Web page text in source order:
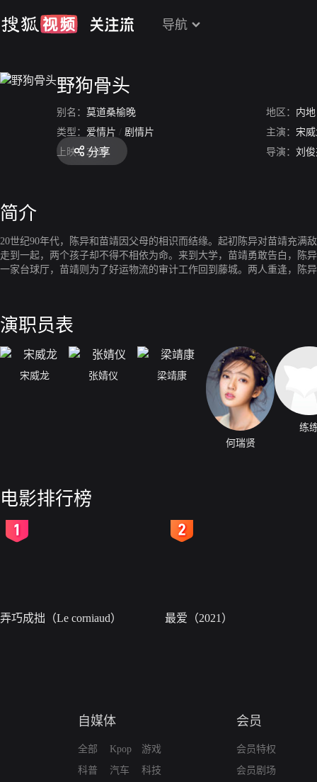
导航
野狗骨头
别名： 莫道桑榆晚 地区： 内地
类型： 爱情片 / 剧情片 主演： 宋
上映： 2026 导演： 刘
分享
简介
20世纪90年代，陈异和苗靖因父母的相识而结缘。起初陈异对苗靖充
走到一起，两个孩子却不得不相依为命。来到大学，苗靖勇敢告白，陈
一家台球厅，苗靖则为了好运物流的审计工作回到藤城。两人重逢，陈
演职员表
宋威龙 张婧仪 梁靖康
何瑞贤
练
电影排行榜
弄巧成拙（Le corniaud） 最爱（2021）
自媒体
全部
科普
Kpop
汽车
游戏
科技
会员
会员特权
会员剧场